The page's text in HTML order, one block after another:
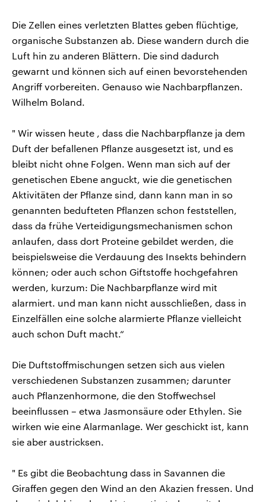
Die Zellen eines verletzten Blattes geben flüchtige,
organische Substanzen ab. Diese wandern durch die
Luft hin zu anderen Blättern. Die sind dadurch
gewarnt und können sich auf einen bevorstehenden
Angriff vorbereiten. Genauso wie Nachbarpflanzen.
Wilhelm Boland.
" Wir wissen heute , dass die Nachbarpflanze ja dem
Duft der befallenen Pflanze ausgesetzt ist, und es
bleibt nicht ohne Folgen. Wenn man sich auf der
genetischen Ebene anguckt, wie die genetischen
Aktivitäten der Pflanze sind, dann kann man in so
genannten bedufteten Pflanzen schon feststellen,
dass da frühe Verteidigungsmechanismen schon
anlaufen, dass dort Proteine gebildet werden, die
beispielsweise die Verdauung des Insekts behindern
können; oder auch schon Giftstoffe hochgefahren
werden, kurzum: Die Nachbarpflanze wird mit
alarmiert. und man kann nicht ausschließen, dass in
Einzelfällen eine solche alarmierte Pflanze vielleicht
auch schon Duft macht.“
Die Duftstoffmischungen setzen sich aus vielen
verschiedenen Substanzen zusammen; darunter
auch Pflanzenhormone, die den Stoffwechsel
beeinflussen – etwa Jasmonsäure oder Ethylen. Sie
wirken wie eine Alarmanlage. Wer geschickt ist, kann
sie aber austricksen.
" Es gibt die Beobachtung dass in Savannen die
Giraffen gegen den Wind an den Akazien fressen. Und